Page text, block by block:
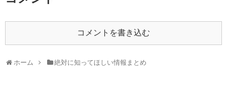
コメントを書き込む
ホーム 絶対に知ってほしい情報まとめ